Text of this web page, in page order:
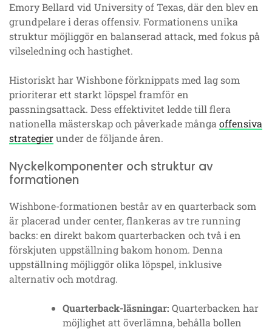
Emory Bellard vid University of Texas, där den blev en
grundpelare i deras offensiv. Formationens unika
struktur möjliggör en balanserad attack, med fokus på
vilseledning och hastighet.
Historiskt har Wishbone förknippats med lag som
prioriterar ett starkt löpspel framför en
passningsattack. Dess effektivitet ledde till flera
nationella mästerskap och påverkade mångaoffensiva
strategierunder de följande åren.
Nyckelkomponenter och struktur av
formationen
Wishbone-formationen består av en quarterback som
är placerad under center, flankeras av tre running
backs: en direkt bakom quarterbacken och två i en
förskjuten uppställning bakom honom. Denna
uppställning möjliggör olika löpspel, inklusive
alternativ och motdrag.
Quarterback-läsningar: Quarterbacken har
möjlighet att överlämna, behålla bollen